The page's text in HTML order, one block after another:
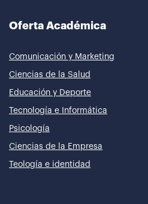
Oferta Académica
Comunicación y Marketing
Ciencias de la Salud
Educación y Deporte
Tecnología e Informática
Psicología
Ciencias de la Empresa
Teología e identidad